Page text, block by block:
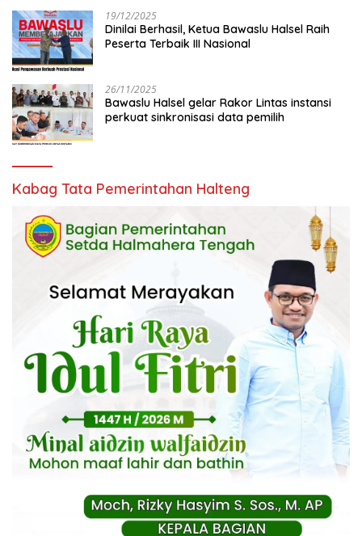
19/12/2025
Dinilai Berhasil, Ketua Bawaslu Halsel Raih
Peserta Terbaik III Nasional
26/11/2025
Bawaslu Halsel gelar Rakor Lintas instansi
perkuat sinkronisasi data pemilih
Kabag Tata Pemerintahan Halteng